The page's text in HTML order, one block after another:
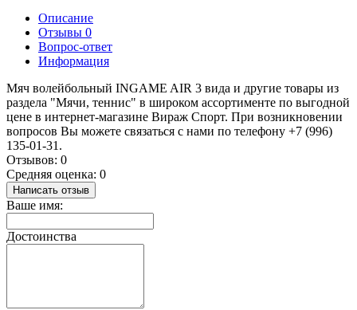
Описание
Отзывы 0
Вопрос-ответ
Информация
Мяч волейбольный INGAME AIR 3 вида и другие товары из
раздела "Мячи, теннис" в широком ассортименте по выгодной
цене в интернет-магазине Вираж Спорт. При возникновении
вопросов Вы можете связаться с нами по телефону +7 (996)
135-01-31.
Отзывов: 0
Средняя оценка: 0
Написать отзыв
Ваше имя:
Достоинства